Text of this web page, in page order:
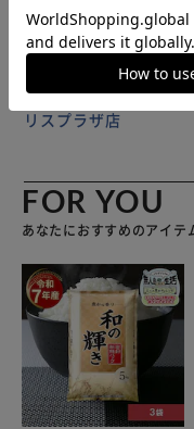
葬祭の服などの保管に
強く引っ張ると破れる
間当たると生地が劣
販売元(特定商取引法
リスプラザ店
FOR YOU
あなたにおすすめのアイテ